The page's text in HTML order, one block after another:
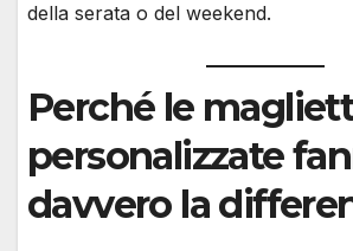
della serata o del weekend.
Perché le
personalizzate
davvero la